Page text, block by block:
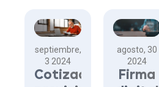
y cumplas
con las
obligacion
es
tributarias
colaborad
ores es
una de las
tareas
más
septiembre,
3 2024
Cotizaciones
agosto, 30
2024
Firma